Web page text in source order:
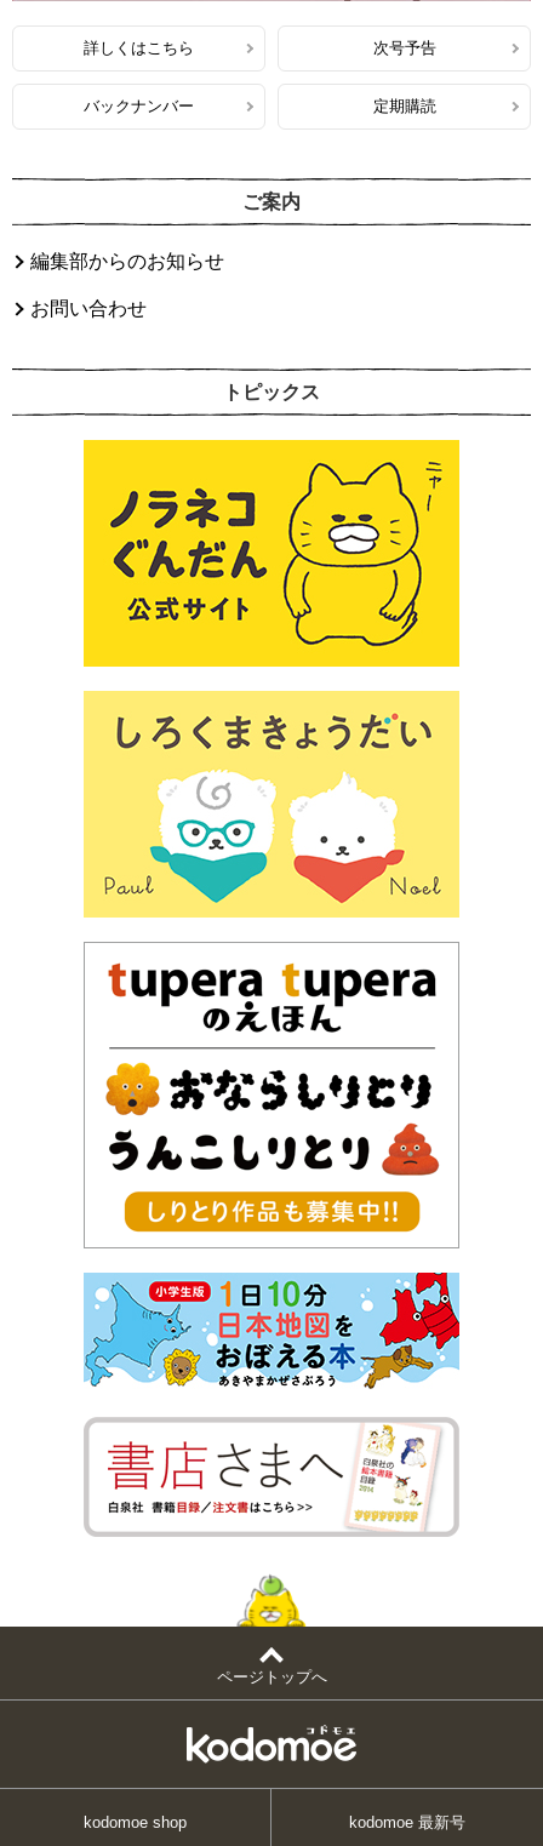
詳しくはこちら 次号予告
バックナンバー 定期購読
ご案内
編集部からのお知らせ
お問い合わせ
トピックス
ページトップへ
kodomoe shop kodomoe 最新号